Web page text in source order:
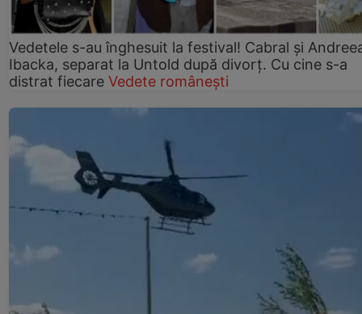
Vedetele s-au înghesuit la festival! Cabral și
Ibacka, separat la Untold după divorț. Cu cine s-a
distrat fiecare Vedete românești